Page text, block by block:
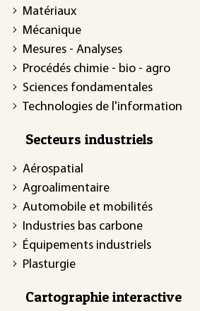
Matériaux
Mécanique
Mesures - Analyses
Procédés chimie - bio - agro
Sciences fondamentales
Technologies de l'information
Secteurs industriels
Aérospatial
Agroalimentaire
Automobile et mobilités
Industries bas carbone
Équipements industriels
Plasturgie
Cartographie interactive